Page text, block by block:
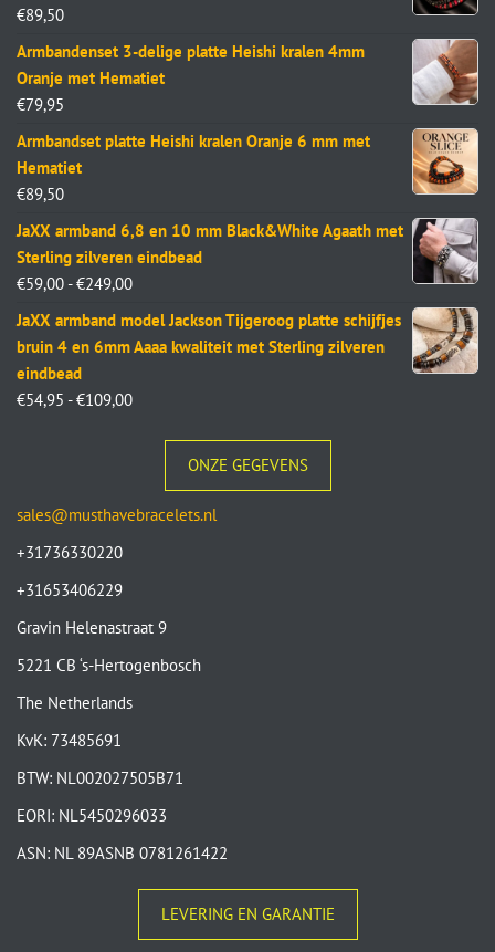
€89,50
Armbandenset 3-delige platte Heishi kralen 4mm
Oranje met Hematiet
€79,95
Armbandset platte Heishi kralen Oranje 6 mm met
Hematiet
€89,50
JaXX armband 6,8 en 10 mm Black&White Agaath met
Sterling zilveren eindbead
€59,00 - €249,00
JaXX armband model Jackson Tijgeroog platte schijfjes
bruin 4 en 6mm Aaaa kwaliteit met Sterling zilveren
eindbead
€54,95 - €109,00
ONZE GEGEVENS
sales@musthavebracelets.nl
+31736330220
+31653406229
Gravin Helenastraat 9
5221 CB ‘s-Hertogenbosch
The Netherlands
KvK: 73485691
BTW: NL002027505B71
EORI: NL5450296033
ASN: NL 89ASNB 0781261422
LEVERING EN GARANTIE